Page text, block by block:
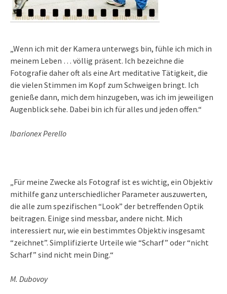
„Wenn ich mit der Kamera unterwegs bin, fühle ich mich in
meinem Leben … völlig präsent. Ich bezeichne die
Fotografie daher oft als eine Art meditative Tätigkeit, die
die vielen Stimmen im Kopf zum Schweigen bringt. Ich
genieße dann, mich dem hinzugeben, was ich im jeweiligen
Augenblick sehe. Dabei bin ich für alles und jeden offen.“
Ibarionex Perello
„Für meine Zwecke als Fotograf ist es wichtig, ein Objektiv
mithilfe ganz unterschiedlicher Parameter auszuwerten,
die alle zum spezifischen “Look” der betreffenden Optik
beitragen. Einige sind messbar, andere nicht. Mich
interessiert nur, wie ein bestimmtes Objektiv insgesamt
“zeichnet”. Simplifizierte Urteile wie “Scharf” oder “nicht
Scharf” sind nicht mein Ding.“
M. Dubovoy